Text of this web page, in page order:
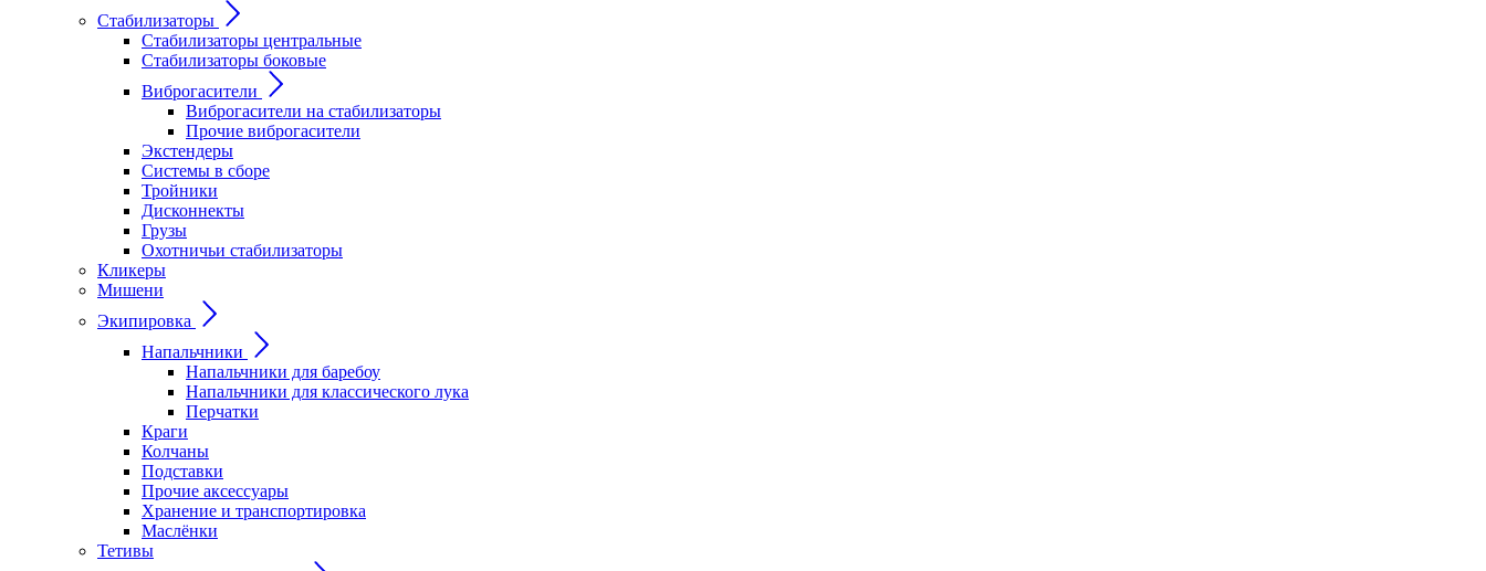
Стабилизаторы
Стабилизаторы центральные
Стабилизаторы боковые
Виброгасители
Виброгасители на стабилизаторы
Прочие виброгасители
Экстендеры
Системы в сборе
Тройники
Дисконнекты
Грузы
Охотничьи стабилизаторы
Кликеры
Мишени
Экипировка
Напальчники
Напальчники для баребоу
Напальчники для классического лука
Перчатки
Краги
Колчаны
Подставки
Прочие аксессуары
Хранение и транспортировка
Маслёнки
Тетивы